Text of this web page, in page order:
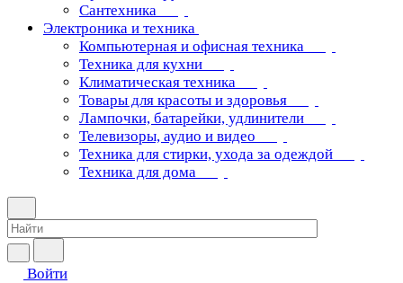
Сантехника
Электроника и техника
Компьютерная и офисная техника
Техника для кухни
Климатическая техника
Товары для красоты и здоровья
Лампочки, батарейки, удлинители
Телевизоры, аудио и видео
Техника для стирки, ухода за одеждой
Техника для дома
Войти